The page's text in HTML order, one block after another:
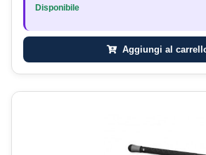
Disponibile
Aggiungi al